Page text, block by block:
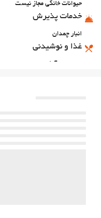
حیوانات خانگی مجاز نیست
خدمات پذیرش
انبار چمدان
غذا و نوشیدنی